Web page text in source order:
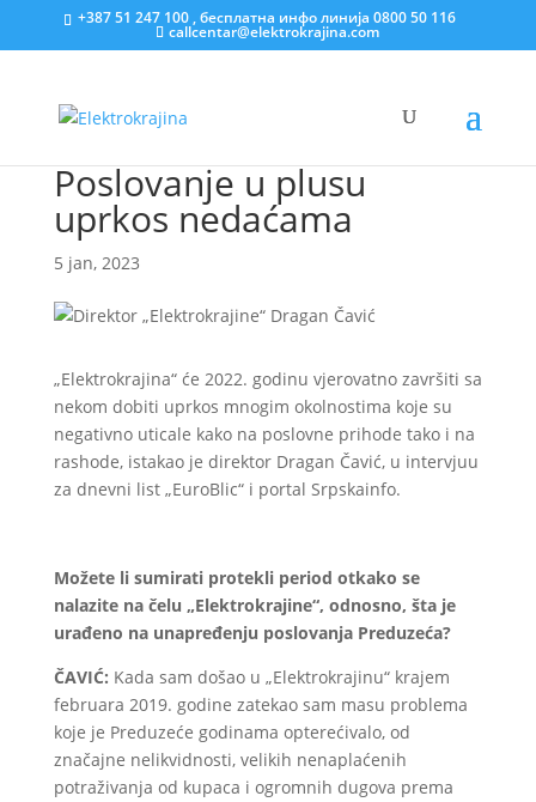
+387 51 247 100 , бесплатна инфо линија 0800 50 116
callcentar@elektrokrajina.com
Poslovanje u plusu
uprkos nedaćama
5 jan, 2023
„Elektrokrajina“ će 2022. godinu vjerovatno završiti sa
nekom dobiti uprkos mnogim okolnostima koje su
negativno uticale kako na poslovne prihode tako i na
rashode, istakao je direktor Dragan Čavić, u intervjuu
za dnevni list „EuroBlic“ i portal Srpskainfo.
Možete li sumirati protekli period otkako se
nalazite na čelu „Elektrokrajine“, odnosno, šta je
urađeno na unapređenju poslovanja Preduzeća?
ČAVIĆ: Kada sam došao u „Elektrokrajinu“ krajem
februara 2019. godine zatekao sam masu problema
koje je Preduzeće godinama opterećivalo, od
značajne nelikvidnosti, velikih nenaplaćenih
potraživanja od kupaca i ogromnih dugova prema